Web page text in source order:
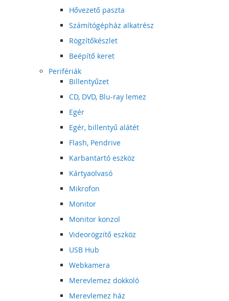
Hővezető paszta
Számítógépház alkatrész
Rögzítőkészlet
Beépítő keret
Perifériák
Billentyűzet
CD, DVD, Blu-ray lemez
Egér
Egér, billentyű alátét
Flash, Pendrive
Karbantartó eszköz
Kártyaolvasó
Mikrofon
Monitor
Monitor konzol
Videorögzítő eszköz
USB Hub
Webkamera
Merevlemez dokkoló
Merevlemez ház